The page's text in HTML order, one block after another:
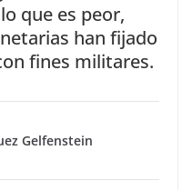
que es peor,
han fijado
fines militares.
Gelfenstein